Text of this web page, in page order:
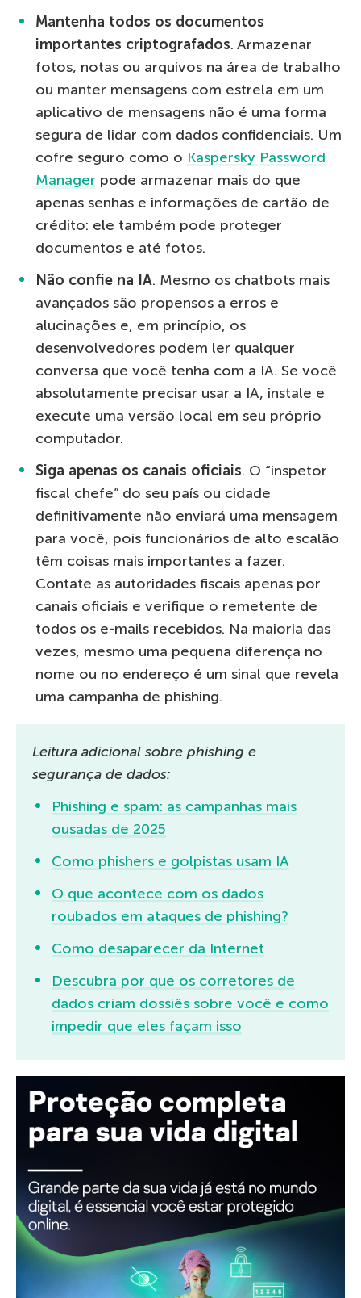
Mantenha todos os documentos
importantes criptografados. Armazenar
fotos, notas ou arquivos na área de trabalho
ou manter mensagens com estrela em um
aplicativo de mensagens não é uma forma
segura de lidar com dados confidenciais. Um
cofre seguro como o Kaspersky Password
Manager pode armazenar mais do que
apenas senhas e informações de cartão de
crédito: ele também pode proteger
documentos e até fotos.
Não confie na IA. Mesmo os chatbots mais
avançados são propensos a erros e
alucinações e, em princípio, os
desenvolvedores podem ler qualquer
conversa que você tenha com a IA. Se você
absolutamente precisar usar a IA, instale e
execute uma versão local em seu próprio
computador.
Siga apenas os canais oficiais. O “inspetor
fiscal chefe” do seu país ou cidade
definitivamente não enviará uma mensagem
para você, pois funcionários de alto escalão
têm coisas mais importantes a fazer.
Contate as autoridades fiscais apenas por
canais oficiais e verifique o remetente de
todos os e-mails recebidos. Na maioria das
vezes, mesmo uma pequena diferença no
nome ou no endereço é um sinal que revela
uma campanha de phishing.
Leitura adicional sobre phishing e
segurança de dados:
Phishing e spam: as campanhas mais
ousadas de 2025
Como phishers e golpistas usam IA
O que acontece com os dados
roubados em ataques de phishing?
Como desaparecer da Internet
Descubra por que os corretores de
dados criam dossiês sobre você e como
impedir que eles façam isso